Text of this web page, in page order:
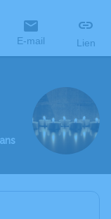
E-mail Lien